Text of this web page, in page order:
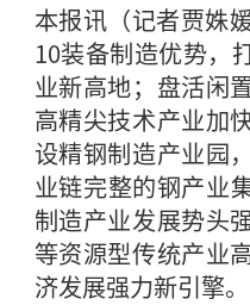
本报讯（记者贾姝
10装备制造优势，
业新高地；盘活闲
高精尖技术产业加
设精钢制造产业园
业链完整的钢产
制造产业发展势头
等资源型传统产业
济发展强力新引擎。